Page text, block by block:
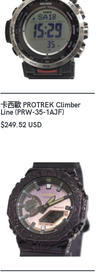
卡西歐 PROTREK Climber
Line (PRW-35-1AJF)
$249.52 USD